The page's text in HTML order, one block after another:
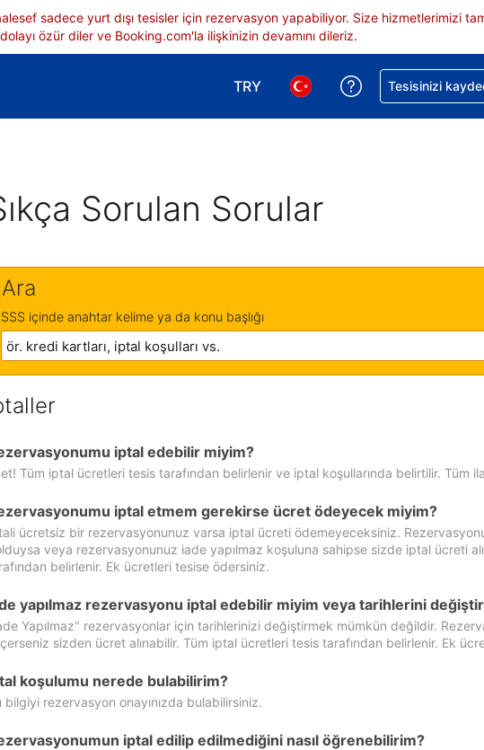
sadece yurt dışı tesisler için rezervasyon yapabiliyor. Size hizmetlerimizi
dolayı özür diler ve Booking.com'la ilişkinizin devamını dileriz.
TRY
Para birimi seçimi yap. Mevcut para
Dil seçimi yap. Mevcut
Tesisinizi
Sorulan Sorular
Ara
SSS içinde anahtar kelime ya da konu başlığı
iptal edebilir miyim?
Tüm iptal ücretleri tesis tarafından belirlenir ve iptal koşullarında belirtilir. Tüm
iptal etmem gerekirse ücret ödeyecek miyim?
ücretsiz bir rezervasyonunuz varsa iptal ücreti ödemeyeceksiniz.
veya rezervasyonunuz iade yapılmaz koşuluna sahipse sizde iptal ücreti
belirlenir. Ek ücretleri tesise ödersiniz.
yapılmaz rezervasyonu iptal edebilir miyim veya tarihlerini
Yapılmaz" rezervasyonlar için tarihlerinizi değiştirmek mümkün değildir.
sizden ücret alınabilir. Tüm iptal ücretleri tesis tarafından belirlenir. Ek
koşulumu nerede bulabilirim?
bilgiyi rezervasyon onayınızda bulabilirsiniz.
iptal edilip edilmediğini nasıl öğrenebilirim?